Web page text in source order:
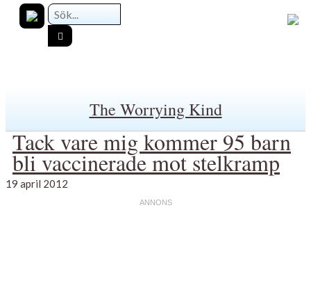
The Worrying Kind
Tack vare mig kommer 95 barn
bli vaccinerade mot stelkramp
19 april 2012